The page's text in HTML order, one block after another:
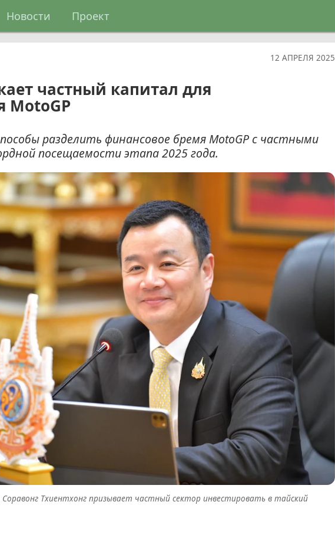
Новости Проект
12 АПРЕЛЯ 2025
частный капитал для
MotoGP
разделить финансовое бремя MotoGP с частными
посещаемости этапа 2025 года.
Тхиентхонг призывает частный сектор инвестировать в тайский